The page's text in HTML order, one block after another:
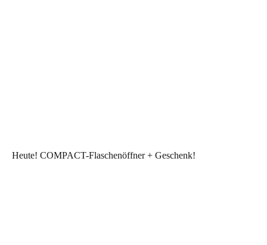
Heute! COMPACT-Flaschenöffner + Geschenk!